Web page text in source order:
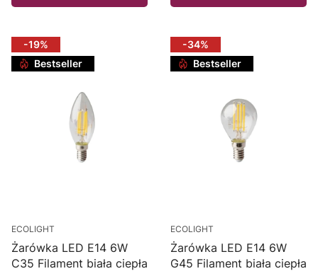
-19%
Bestseller
ECOLIGHT
Żarówka LED E14 6W
C35 Filament biała ciepła
-34%
Bestseller
ECOLIGHT
Żarówka LED E14 6W
G45 Filament biała ciepła